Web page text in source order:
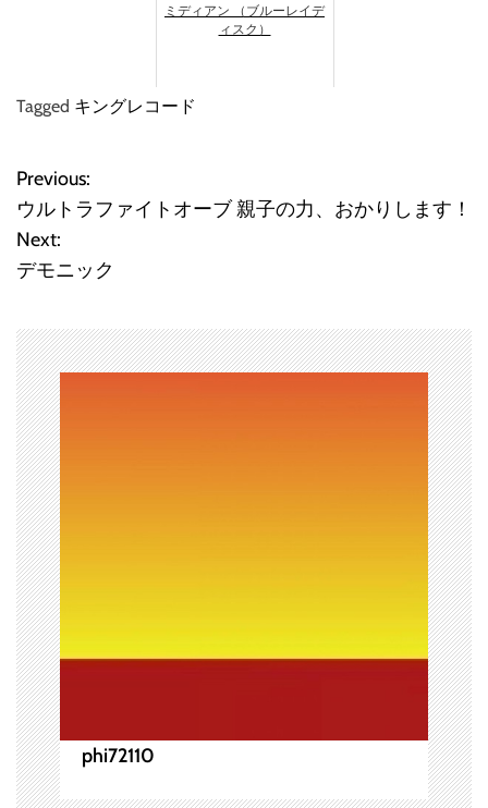
ミディアン （ブルーレイデ
ィスク）
Tagged キングレコード
投
稿
ナ
ビ
ゲ
ー
シ
ョ
ン
Previous:
ウルトラファイトオーブ 親子の力、おかりします！
Next:
デモニック
phi72110